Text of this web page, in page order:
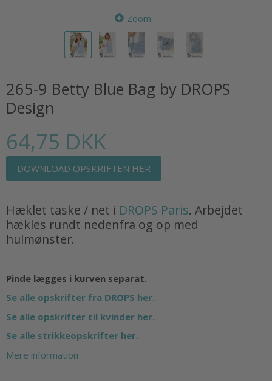
Zoom
265-9 Betty Blue Bag by DROPS
Design
64,75 DKK
DOWNLOAD OPSKRIFTEN HER
Hæklet taske / net i DROPS Paris. Arbejdet
hækles rundt nedenfra og op med
hulmønster.
Pinde lægges i kurven separat.
Se alle opskrifter fra DROPS her.
Se alle opskrifter til kvinder her.
Se alle strikkeopskrifter her.
Mere information